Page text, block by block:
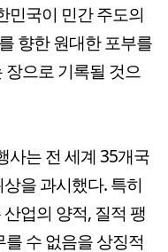
민국이 민간 주도의
향한 원대한 포부를
으로 기록될 것으
사는 전 세계 35개국
을 과시했다. 특히
업의 양적, 질적 팽
수 없음을 상징적